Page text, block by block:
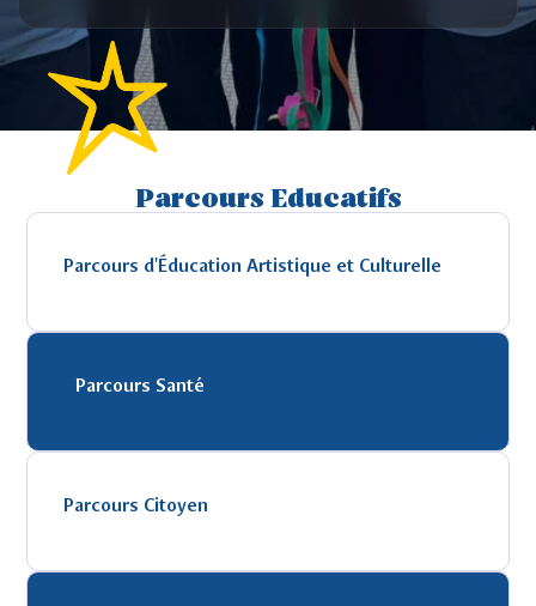
Parcours Educatifs
Parcours d'Éducation Artistique et Culturelle
Parcours Santé
Parcours Citoyen